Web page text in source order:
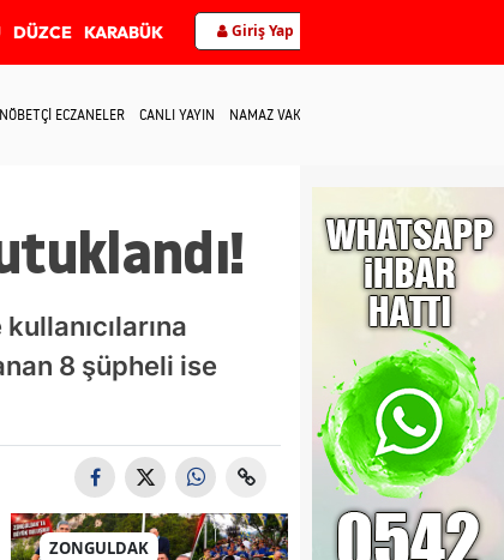
DÜZCE KARABÜK Giriş Yap
NÖBETÇİ ECZANELER CANLI YAYIN NAMAZ VAKİTLERİ
8 şüpheli ise
ZONGULDAK